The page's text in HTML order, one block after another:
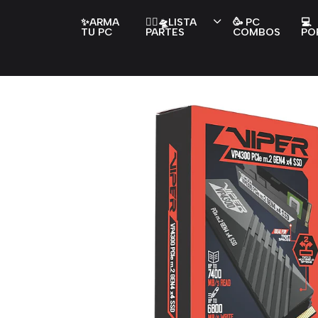
✨ARMA
TU PC
👇🏻🛸LISTA
PARTES
🥳 PC
COMBOS
💻